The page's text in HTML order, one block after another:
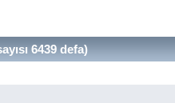
6439 defa)